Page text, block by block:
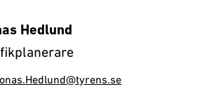
Hedlund